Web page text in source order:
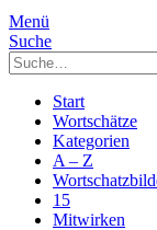
Menü
Suche
Suche
Start
Wortschätze
Kategorien
A – Z
15
Mitwirken